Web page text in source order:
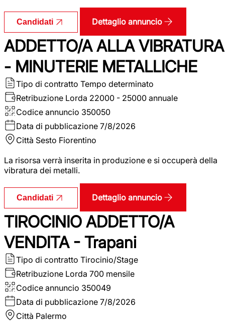
Candidati Dettaglio annuncio
ADDETTO/A ALLA VIBRATURA
- MINUTERIE METALLICHE
Tipo di contratto Tempo determinato
Retribuzione Lorda 22000 - 25000 annuale
Codice annuncio 350050
Data di pubblicazione 7/8/2026
Città Sesto Fiorentino
La risorsa verrà inserita in produzione e si occuperà della
vibratura dei metalli.
Candidati Dettaglio annuncio
TIROCINIO ADDETTO/A
VENDITA - Trapani
Tipo di contratto Tirocinio/Stage
Retribuzione Lorda 700 mensile
Codice annuncio 350049
Data di pubblicazione 7/8/2026
Città Palermo